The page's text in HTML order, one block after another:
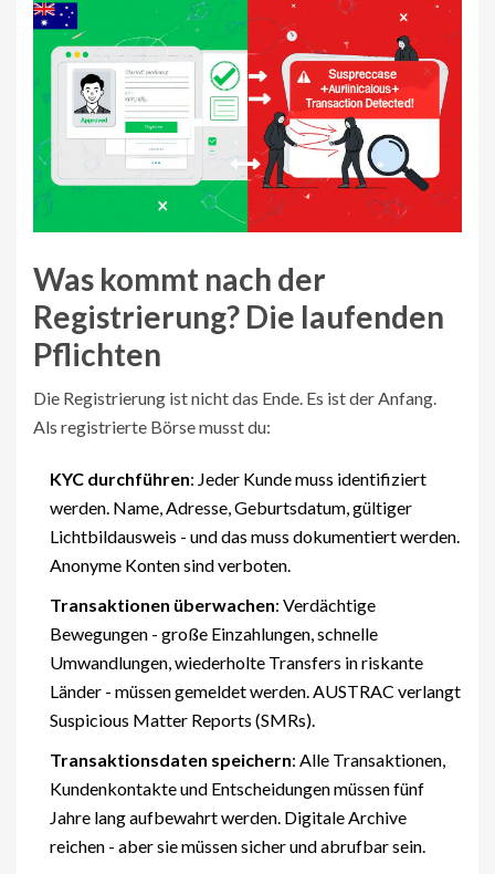
Was kommt nach der
Registrierung? Die laufenden
Pflichten
Die Registrierung ist nicht das Ende. Es ist der Anfang.
Als registrierte Börse musst du:
KYC durchführen: Jeder Kunde muss identifiziert
werden. Name, Adresse, Geburtsdatum, gültiger
Lichtbildausweis - und das muss dokumentiert werden.
Anonyme Konten sind verboten.
Transaktionen überwachen: Verdächtige
Bewegungen - große Einzahlungen, schnelle
Umwandlungen, wiederholte Transfers in riskante
Länder - müssen gemeldet werden. AUSTRAC verlangt
Suspicious Matter Reports (SMRs).
Transaktionsdaten speichern: Alle Transaktionen,
Kundenkontakte und Entscheidungen müssen fünf
Jahre lang aufbewahrt werden. Digitale Archive
reichen - aber sie müssen sicher und abrufbar sein.